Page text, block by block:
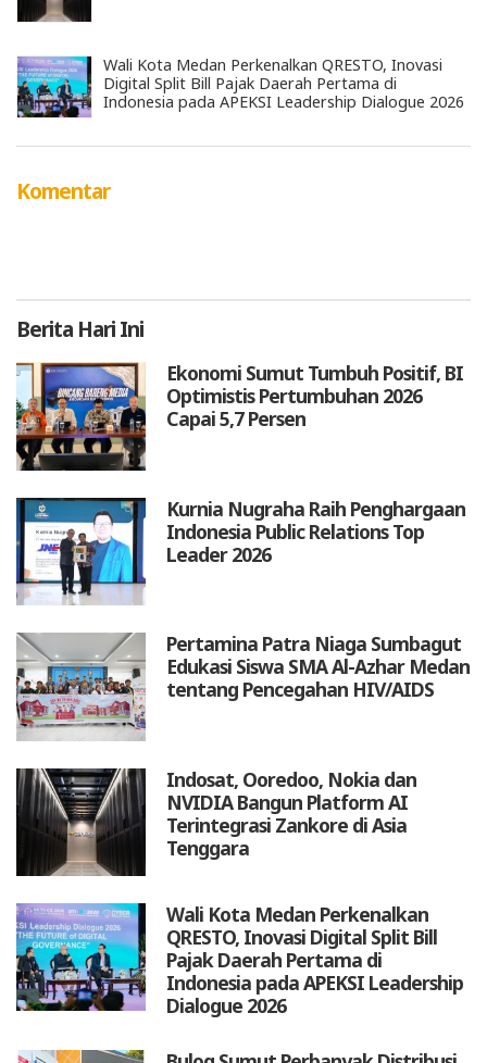
Wali Kota Medan Perkenalkan QRESTO, Inovasi
Digital Split Bill Pajak Daerah Pertama di
Indonesia pada APEKSI Leadership Dialogue 2026
Komentar
Berita Hari Ini
Ekonomi Sumut Tumbuh Positif, BI
Optimistis Pertumbuhan 2026
Capai 5,7 Persen
Kurnia Nugraha Raih Penghargaan
Indonesia Public Relations Top
Leader 2026
Pertamina Patra Niaga Sumbagut
Edukasi Siswa SMA Al-Azhar Medan
tentang Pencegahan HIV/AIDS
Indosat, Ooredoo, Nokia dan
NVIDIA Bangun Platform AI
Terintegrasi Zankore di Asia
Tenggara
Wali Kota Medan Perkenalkan
QRESTO, Inovasi Digital Split Bill
Pajak Daerah Pertama di
Indonesia pada APEKSI Leadership
Dialogue 2026